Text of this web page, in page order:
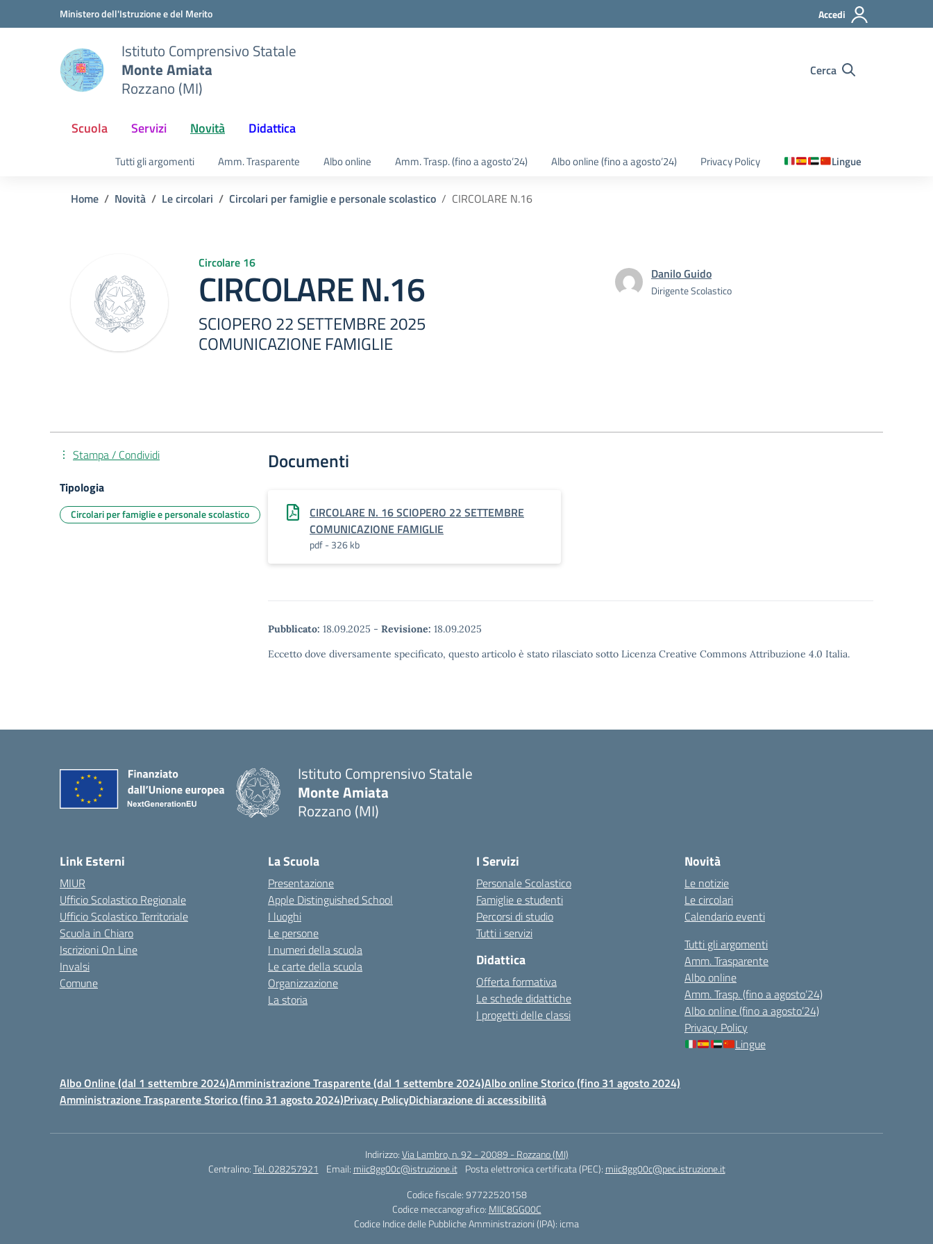
Vai ai contenuti
Vai al menu di navigazioneMinistero dell'Istruzione e del Merito Accedi
Istituto Comprensivo Statale
Monte Amiata
Rozzano (MI)
Cerca
Scuola Servizi Novità Didattica
Tutti gli argomenti Amm. Trasparente Albo online Amm. Trasp. (fino a agosto’24) Albo online (fino a agosto’24) Privacy Policy Lingue
Home Novità Le circolari Circolari per famiglie e personale scolastico CIRCOLARE N.16
Circolare 16
CIRCOLARE N.16
SCIOPERO 22 SETTEMBRE 2025
COMUNICAZIONE FAMIGLIE
Danilo Guido
Dirigente Scolastico
Documenti
CIRCOLARE N. 16 SCIOPERO 22 SETTEMBRE
COMUNICAZIONE FAMIGLIE
pdf - 326 kb
Pubblicato: 18.09.2025 - Revisione: 18.09.2025
Eccetto dove diversamente specificato, questo articolo è stato rilasciato sotto Licenza Creative Commons Attribuzione 4.0 Italia.
Stampa / Condividi
Tipologia
Circolari per famiglie e personale scolastico
Istituto Comprensivo Statale
Monte Amiata
Rozzano (MI)
Link Esterni
MIUR
Ufficio Scolastico Regionale
Ufficio Scolastico Territoriale
Scuola in Chiaro
Iscrizioni On Line
Invalsi
Comune
La Scuola
Presentazione
Apple Distinguished School
I luoghi
Le persone
I numeri della scuola
Le carte della scuola
Organizzazione
La storia
I Servizi
Personale Scolastico
Famiglie e studenti
Percorsi di studio
Tutti i servizi
Didattica
Offerta formativa
Le schede didattiche
I progetti delle classi
Novità
Le notizie
Le circolari
Calendario eventi
Tutti gli argomenti
Amm. Trasparente
Albo online
Amm. Trasp. (fino a agosto’24)
Albo online (fino a agosto’24)
Privacy Policy
Lingue
Albo Online (dal 1 settembre 2024)Amministrazione Trasparente (dal 1 settembre 2024)Albo online Storico (fino 31 agosto 2024)
Amministrazione Trasparente Storico (fino 31 agosto 2024)Privacy PolicyDichiarazione di accessibilità
Indirizzo:Via Lambro, n. 92 - 20089 - Rozzano (MI)
Centralino:Tel. 028257921 Email: miic8gg00c@istruzione.it Posta elettronica certificata (PEC): miic8gg00c@pec.istruzione.it
Codice fiscale: 97722520158
Codice meccanografico: MIIC8GG00C
Codice Indice delle Pubbliche Amministrazioni (IPA): icma